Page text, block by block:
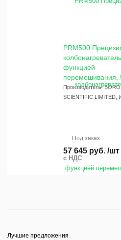
PRM500
функцией
перемешивания,
Производитель:
SCIENTIFIC
Под заказ
57 645 руб. /шт
с НДС
Лучшие предложения